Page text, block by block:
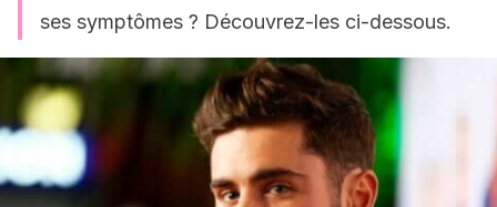
ses symptômes ? Découvrez-les ci-dessous.